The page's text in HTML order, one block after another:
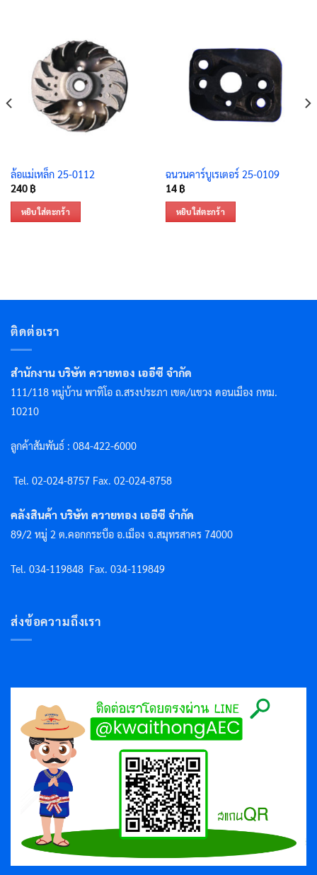
ล้อแม่เหล็ก 25-0112
240 ฿
หยิบใส่ตะกร้า
ฉนวนคาร์บูเรเตอร์ 25-0109
14 ฿
หยิบใส่ตะกร้า
ติดต่อเรา
สำนักงาน บริษัท ควายทอง เออีซี จำกัด
111/118 หมู่บ้าน พาทิโอ ถ.สรงประภา เขต/แขวง ดอนเมือง กทม.
10210
ลูกค้าสัมพันธ์ : 084-422-6000
Tel. 02-024-8757 Fax. 02-024-8758
คลังสินค้า บริษัท ควายทอง เออีซี จำกัด
89/2 หมู่ 2 ต.คอกกระบือ อ.เมือง จ.สมุทรสาคร 74000
Tel. 034-119848 Fax. 034-119849
ส่งข้อความถึงเรา